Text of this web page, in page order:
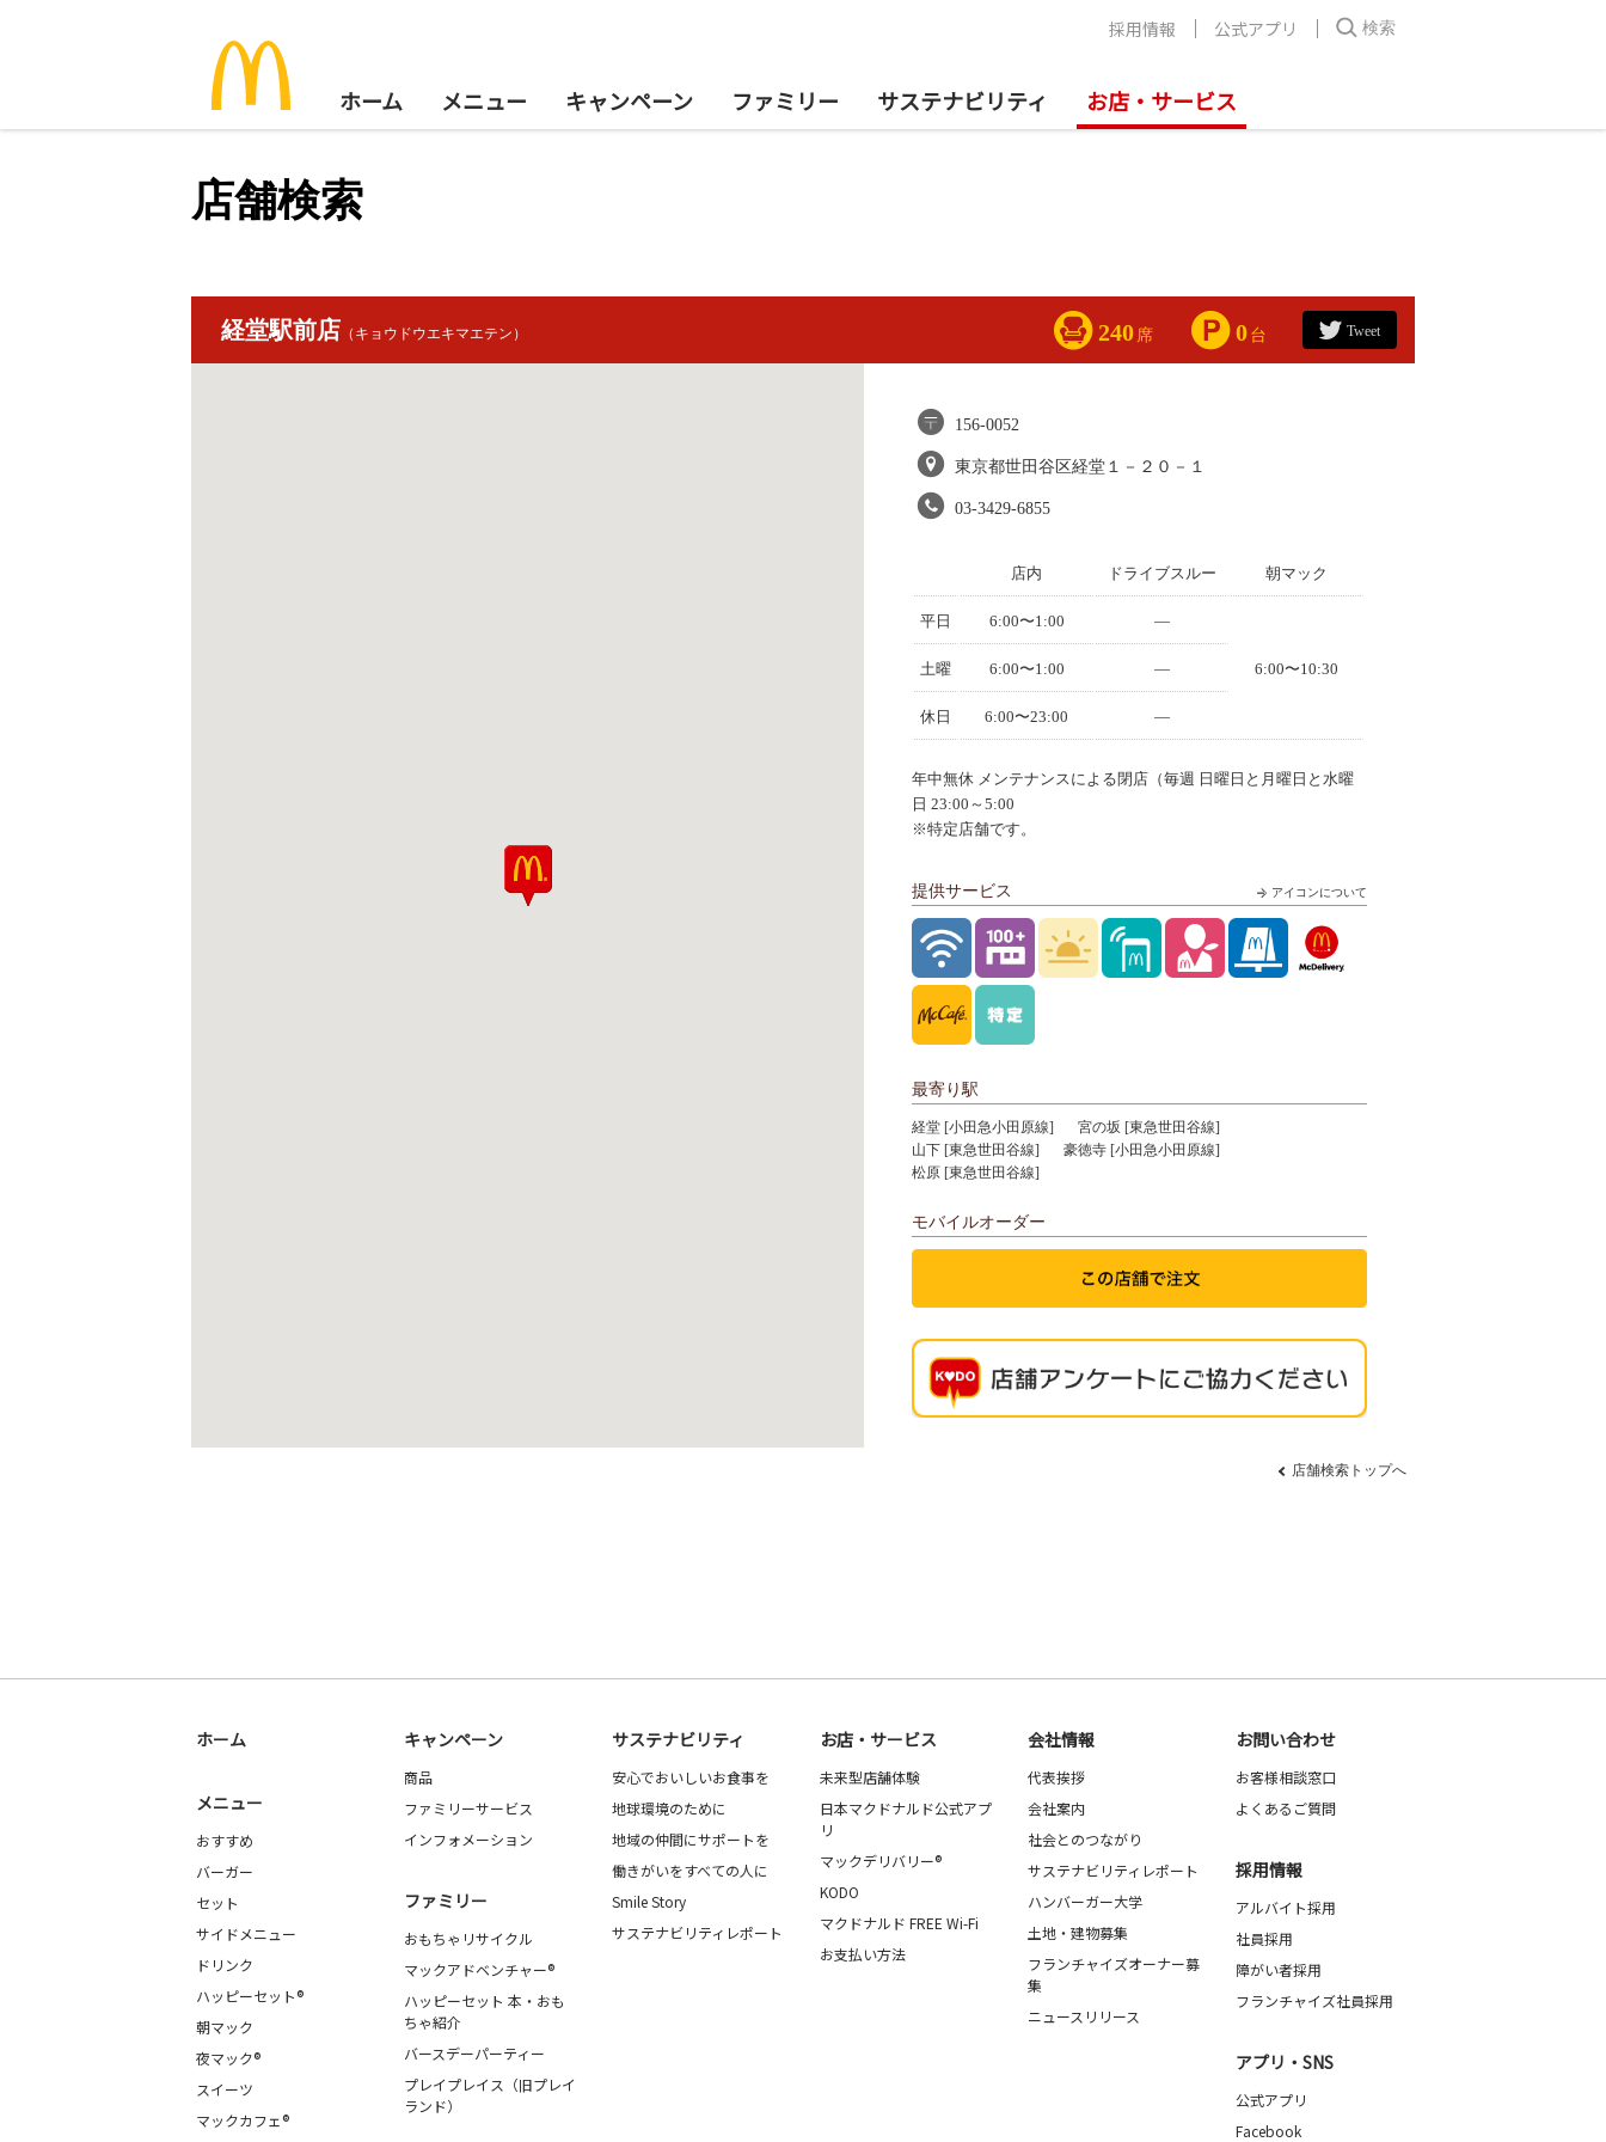
ホーム メニュー キャンペーン ファミリー サステナビリティ お店・サービス
採用情報 公式アプリ 検索
店舗検索
経堂駅前店 （キョウドウエキマエテン） 240 席 0 台 Tweet
156-0052
東京都世田谷区経堂１－２０－１
03-3429-6855
店内 ドライブスルー 朝マック
平日 6:00〜1:00 —
6:00〜10:30
土曜 6:00〜1:00 —
休日 6:00〜23:00 —
年中無休 メンテナンスによる閉店（毎週 日曜日と月曜日と水曜
日 23:00～5:00
※特定店舗です。
アイコンについて
提供サービス
最寄り駅
経堂 [小田急小田原線]
宮の坂 [東急世田谷線]
山下 [東急世田谷線]
豪徳寺 [小田急小田原線]
松原 [東急世田谷線]
モバイルオーダー
店舗検索トップへ
ホーム
メニュー
おすすめ
バーガー
セット
サイドメニュー
ドリンク
ハッピーセット®
朝マック
夜マック®
スイーツ
マックカフェ®
キャンペーン
商品
ファミリーサービス
インフォメーション
ファミリー
おもちゃリサイクル
マックアドベンチャー®
ハッピーセット 本・おも
ちゃ紹介
バースデーパーティー
プレイプレイス（旧プレイ
ランド）
サステナビリティ
安心でおいしいお食事を
地球環境のために
地域の仲間にサポートを
働きがいをすべての人に
Smile Story
サステナビリティレポート
お店・サービス
未来型店舗体験
日本マクドナルド公式アプ
リ
マックデリバリー®
KODO
マクドナルド FREE Wi-Fi
お支払い方法
会社情報
代表挨拶
会社案内
社会とのつながり
サステナビリティレポート
ハンバーガー大学
土地・建物募集
フランチャイズオーナー募
集
ニュースリリース
お問い合わせ
お客様相談窓口
よくあるご質問
採用情報
アルバイト採用
社員採用
障がい者採用
フランチャイズ社員採用
アプリ・SNS
公式アプリ
Facebook